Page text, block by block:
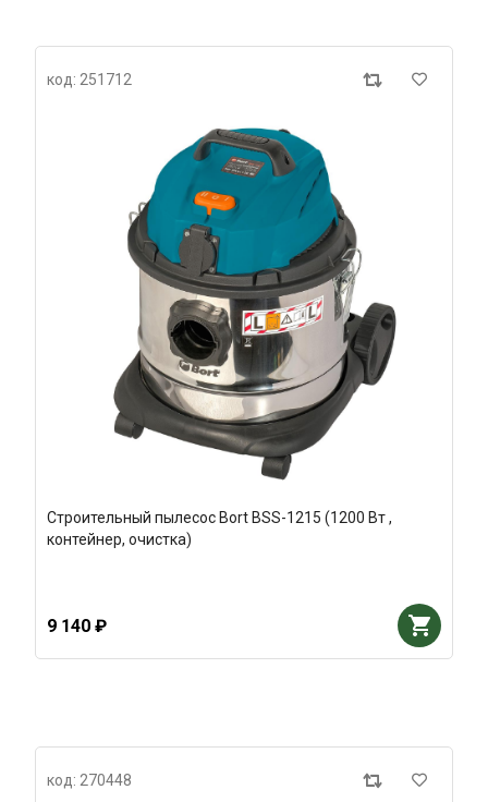
код: 251712
Строительный пылесос Bort BSS-1215 (1200 Вт ,
контейнер, очистка)
9 140 ₽
код: 270448